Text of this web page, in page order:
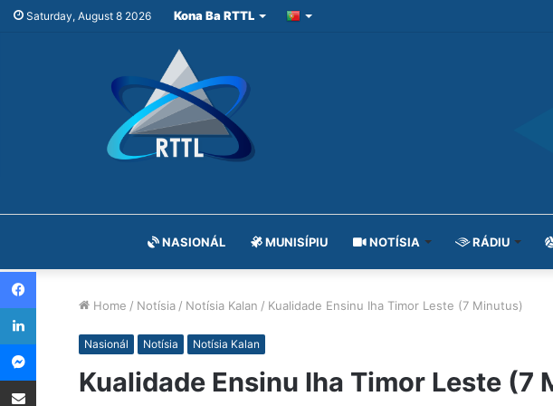
Saturday, August 8 2026 Kona Ba RTTL
NASIONÁL MUNISÍPIU NOTÍSIA RÁDIU
Home / Notísia / Notísia Kalan / Kualidade Ensinu Iha Timor Leste (7 Minutus)
Nasionál Notísia Notísia Kalan
Kualidade Ensinu Iha Timor Leste (7
Facebook
LinkedIn
Messenger